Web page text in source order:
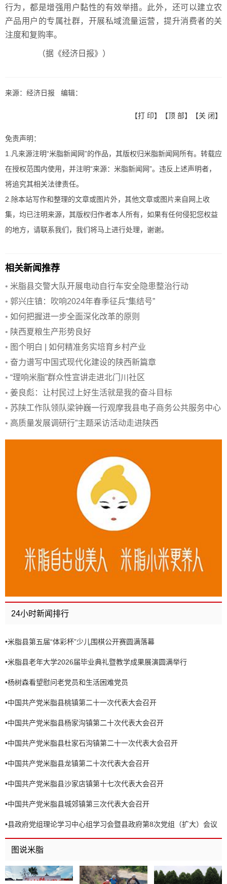
行为，都是增强用户黏性的有效举措。此外，还可以建立农
产品用户的专属社群，开展私域流量运营，提升消费者的关
注度和复购率。
（据《经济日报》）
来源：经济日报 编辑：
【打 印】【顶 部】【关 闭】
免责声明：
1.凡来源注明“米脂新闻网”的作品，其版权归米脂新闻网所有。转载应
在授权范围内使用，并注明“来源：米脂新闻网”。违反上述声明者，
将追究其相关法律责任。
2.除本站写作和整理的文章或图片外，其他文章或图片来自网上收
集，均已注明来源，其版权归作者本人所有，如果有任何侵犯您权益
的地方，请联系我们，我们将马上进行处理，谢谢。
相关新闻推荐
• 米脂县交警大队开展电动自行车安全隐患整治行动
• 郭兴庄镇：吹响2024年春季征兵“集结号”
• 如何把握进一步全面深化改革的原则
• 陕西夏粮生产形势良好
• 图个明白 | 如何精准务实培育乡村产业
• 奋力谱写中国式现代化建设的陕西新篇章
• “理响米脂”群众性宣讲走进北门川社区
• 姜良彪：让村民过上好生活就是我的奋斗目标
• 苏陕工作队领队梁钟巍一行观摩我县电子商务公共服务中心
• 高质量发展调研行”主题采访活动走进陕西
24小时新闻排行
•米脂县第五届“体彩杯”少儿围棋公开赛圆满落幕
•米脂县老年大学2026届毕业典礼暨教学成果展演圆满举行
•杨树森看望慰问老党员和生活困难党员
•中国共产党米脂县桃镇第二十一次代表大会召开
•中国共产党米脂县杨家沟镇第二十次代表大会召开
•中国共产党米脂县杜家石沟镇第二十一次代表大会召开
•中国共产党米脂县龙镇第二十次代表大会召开
•中国共产党米脂县沙家店镇第十七次代表大会召开
•中国共产党米脂县城郊镇第三次代表大会召开
•县政府党组理论学习中心组学习会暨县政府第8次党组（扩大）会议
召开
图说米脂